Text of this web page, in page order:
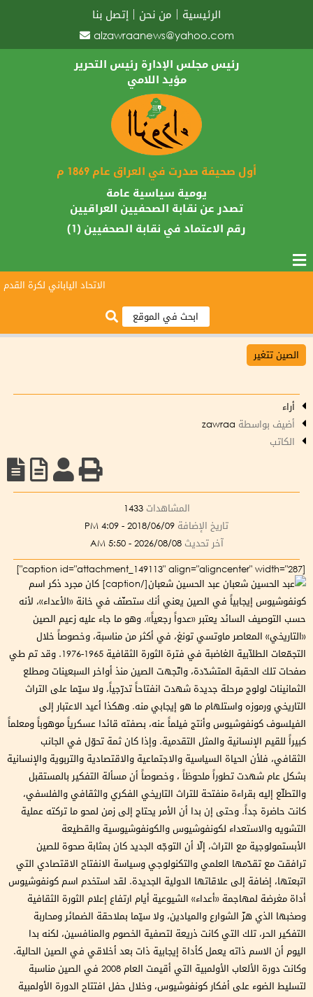
الرئيسية من نحن
إتصل بنا
alzawraanews@yahoo.com
رئيس مجلس الإدارة رئيس التحرير
مؤيد اللامي
أول صحيفة صدرت في العراق عام 1869 م
يومية سياسية عامة
تصدر عن نقابة الصحفيين العراقيين
رقم الاعتماد في نقابة الصحفيين (1)
الاتحاد الياباني لكرة القدم
الصين تتغير
أراء
أضيف بواسطة
الكاتب
المشاهدات 1433
تاريخ الإضافة 2018/06/09 - 4:09 PM
آخر تحديث 2026/08/08 - 5:50 AM
[caption id="attachment_149113" align="aligncenter" width="287"]
عبد الحسين شعبان[/caption] كان مجرد ذكر اسم
كونفوشيوس إيجابياً في الصين يعني أنك ستصنّف في خانة «الأعداء»، لأنه
حسب التوصيف السائد يعتبر «عدواً رجعياً». وهو ما جاء عليه زعيم الصين
«التاريخي» المعاصر ماوتسي تونغ، في أكثر من مناسبة، وخصوصاً خلال
التجمّعات الطلاّبية الغاضبة في فترة الثورة الثقافية 1965-1976. وقد تم طي
صفحات تلك الحقبة المتشدّدة، واتّجهت الصين منذ أواخر السبعينات ومطلع
الثمانينات لولوج مرحلة جديدة شهدت انفتاحاً تدرّجياً، ولا سيّما على التراث
التاريخي ورموزه واستلهام ما هو إيجابي منه. وهكذا أعيد الاعتبار إلى
الفيلسوف كونفوشيوس وأنتج فيلماً عنه، بصفته قائدا عسكرياً موهوباً ومعلماً
كبيراً للقيم الإنسانية والمثل التقدمية. وإذا كان ثمة تحوّل في الجانب
الثقافي، فلأن الحياة السياسية والاجتماعية والاقتصادية والتربوية والإنسانية
بشكل عام شهدت تطوراً ملحوظاً ، وخصوصاً أن مسألة التفكير بالمستقبل
والتطلّع إليه بقراءة منفتحة للتراث التاريخي الفكري والثقافي والفلسفي،
كانت حاضرة جداً. وحتى إن بدا أن الأمر يحتاج إلى زمن لمحو ما تركته عملية
التشويه والاستعداء لكونفوشيوس والكونفوشيوسية والقطيعة
الأبستمولوجية مع التراث، إلّا أن التوجّه الجديد كان بمثابة صحوة للصين
ترافقت مع تقدّمها العلمي والتكنولوجي وسياسة الانفتاح الاقتصادي التي
اتبعتها، إضافة إلى علاقاتها الدولية الجديدة. لقد استخدم اسم كونفوشيوس
أداة مغرضة لمهاجمة «أعداء» الشيوعية أيام ارتفاع إعلام الثورة الثقافية
وصخبها الذي هزّ الشوارع والميادين، ولا سيّما بملاحقة الضمائر ومحاربة
التفكير الحر، تلك التي كانت ذريعة لتصفية الخصوم والمنافسين، لكنه بدا
اليوم أن الاسم ذاته يعمل كأداة إيجابية ذات بعد أخلاقي في الصين الحالية.
وكانت دورة الألعاب الأولمبية التي أقيمت العام 2008 في الصين مناسبة
لتسليط الضوء على أفكار كونفوشيوس، وخلال حفل افتتاح الدورة الأولمبية